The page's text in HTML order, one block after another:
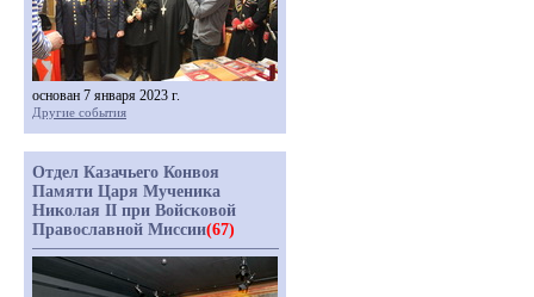
основан 7 января 2023 г.
Другие события
Отдел Казачьего Конвоя
Памяти Царя Мученика
Николая II при Войсковой
Православной Миссии(67)